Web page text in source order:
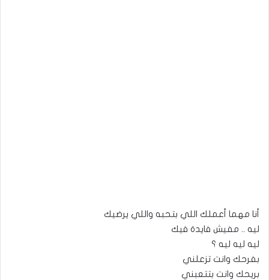
أنا مهما أعملك اللي بتحبه واللي يرضيك
ليه .. مفيش فايدة فيك
ليه ليه ليه ؟
بفرحك وانت تزعلني
بريحك وانت بتتعبني